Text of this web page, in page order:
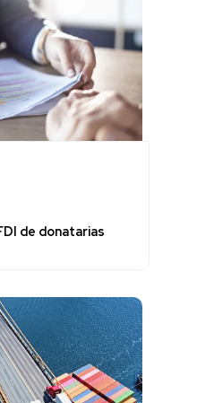
de donatarias